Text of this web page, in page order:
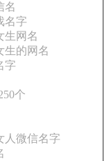
名
名字
生网名
生的网名
字
个
人微信名字